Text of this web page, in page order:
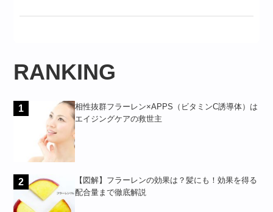
RANKING
1
相性抜群フラーレン×APPS（ビタミンC誘導体）は
エイジングケアの救世主
2
【図解】フラーレンの効果は？髪にも！効果を得る
配合量まで徹底解説